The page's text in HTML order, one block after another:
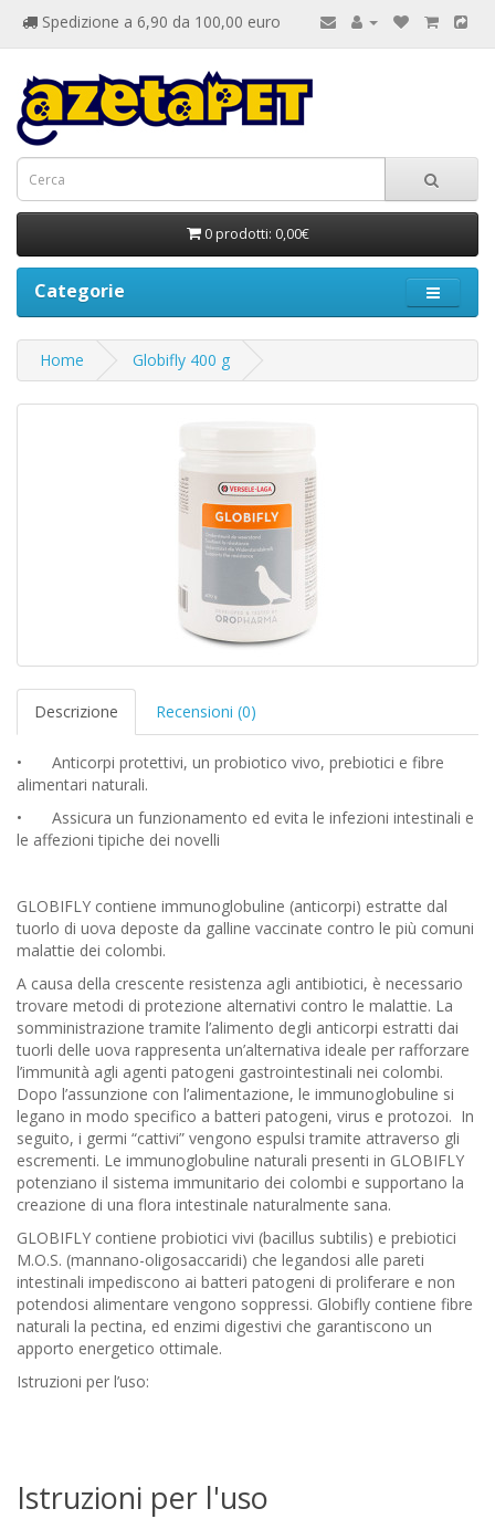
Spedizione a 6,90 da 100,00 euro
0 prodotti: 0,00€
Categorie
Home Globifly 400 g
Descrizione Recensioni (0)
•
Anticorpi protettivi, un probiotico vivo, prebiotici e fibre
alimentari naturali.
•
Assicura un funzionamento ed evita le infezioni intestinali e
le affezioni tipiche dei novelli
GLOBIFLY contiene immunoglobuline (anticorpi) estratte dal
tuorlo di uova deposte da galline vaccinate contro le più comuni
malattie dei colombi.
A causa della crescente resistenza agli antibiotici, è necessario
trovare metodi di protezione alternativi contro le malattie. La
somministrazione tramite l’alimento degli anticorpi estratti dai
tuorli delle uova rappresenta un’alternativa ideale per rafforzare
l’immunità agli agenti patogeni gastrointestinali nei colombi.
Dopo l’assunzione con l’alimentazione, le immunoglobuline si
legano in modo specifico a batteri patogeni, virus e protozoi. In
seguito, i germi “cattivi” vengono espulsi tramite attraverso gli
escrementi. Le immunoglobuline naturali presenti in GLOBIFLY
potenziano il sistema immunitario dei colombi e supportano la
creazione di una flora intestinale naturalmente sana.
GLOBIFLY contiene probiotici vivi (bacillus subtilis) e prebiotici
M.O.S. (mannano-oligosaccaridi) che legandosi alle pareti
intestinali impediscono ai batteri patogeni di proliferare e non
potendosi alimentare vengono soppressi. Globifly contiene fibre
naturali la pectina, ed enzimi digestivi che garantiscono un
apporto energetico ottimale.
Istruzioni per l’uso:
Istruzioni per l'uso